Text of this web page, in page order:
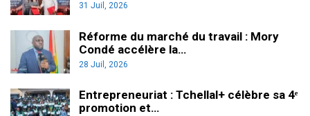
31 Juil, 2026
Réforme du marché du travail : Mory
Condé accélère la…
28 Juil, 2026
Entrepreneuriat : Tchellal+ célèbre sa 4ᵉ
promotion et…